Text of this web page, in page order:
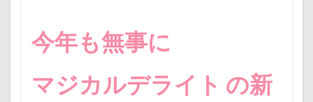
今年も無事に
マジカルデライト の新